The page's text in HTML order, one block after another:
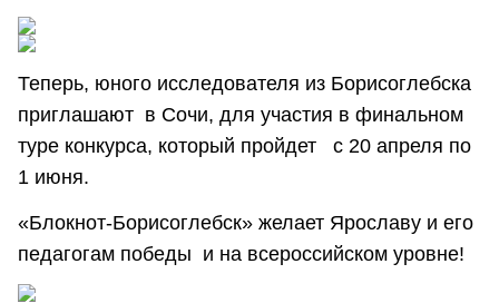
Теперь, юного исследователя из Борисоглебска
приглашают в Сочи, для участия в финальном
туре конкурса, который пройдет с 20 апреля по
1 июня.
«Блокнот-Борисоглебск» желает Ярославу и его
педагогам победы и на всероссийском уровне!